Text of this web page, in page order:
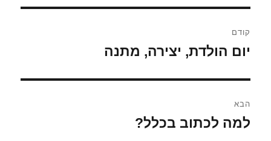
קודם
הפוסט
יום הולדת, יצירה, מתנה
הבא
הפוסט
למה לכתוב בכלל?